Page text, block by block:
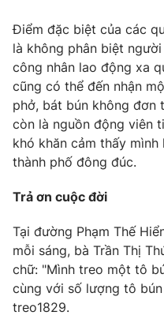
VTV9
Liên hệ tòa soạn
Theo dõi báo trên
Cơ quan chủ quản:Đài
Cơ quan báo chí:Thời báo
Giấy phép hoạt động báo in
Điểm đặc biệt của các
là không phân biệt
công nhân lao động xa
cũng có thể đến nhận
phở, bát bún không đơn
còn là nguồn động viên
khó khăn cảm thấy
thành phố đông đúc.
Trả ơn cuộc đời
Tại đường Phạm Thế
mỗi sáng, bà Trần Thị
chữ: "Mình treo một tô
cùng với số lượng tô
treo1829.